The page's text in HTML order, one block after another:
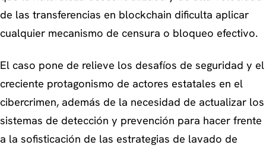
de las transferencias en blockchain dificulta aplicar
cualquier mecanismo de censura o bloqueo efectivo.
El caso pone de relieve los desafíos de seguridad y el
creciente protagonismo de actores estatales en el
cibercrimen, además de la necesidad de actualizar los
sistemas de detección y prevención para hacer frente
a la sofisticación de las estrategias de lavado de